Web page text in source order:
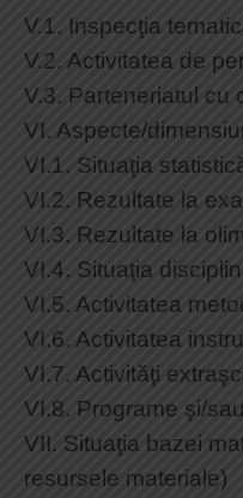
V.1. Inspecţia
V.2. Activitatea de
V.3. Parteneriatul cu
VI. Aspecte/
VI.1. Situaţia
VI.2. Rezultate la
VI.3. Rezultate la
VI.4. Situaţia
VI.5. Activitatea
VI.6. Activitatea
VI.7. Activităţi
VI.8. Programe şi/
VII. Situaţia bazei
resursele materiale)